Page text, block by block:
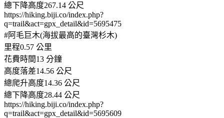
總下降高度267.14 公尺
https://hiking.biji.co/index.php?
q=trail&act=gpx_detail&id=5695475
#阿毛巨木(海拔最高的臺灣杉木)
里程0.57 公里
花費時間13 分鐘
高度落差14.56 公尺
總爬升高度14.36 公尺
總下降高度28.44 公尺
https://hiking.biji.co/index.php?
q=trail&act=gpx_detail&id=5695609